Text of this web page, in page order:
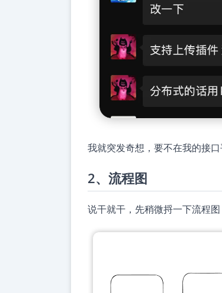
我就突发奇想，要不在我的接
2、流程图
说干就干，先稍微捋一下流程图